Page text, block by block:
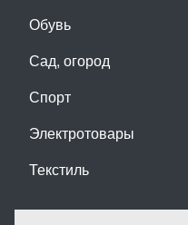
Обувь
Сад, огород
Спорт
Электротовары
Текстиль